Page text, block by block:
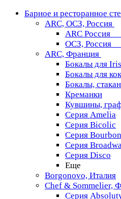
Барное и ресторанное
ARC, ОСЗ, Россия
ARC Россия
ОСЗ, Россия
ARC, Франция
Бокалы для
Бокалы для
Бокалы,
Креманки
Кувшины,
Серия Amelia
Серия Bicolic
Серия
Серия
Серия Disco
Еще
Borgonovo, Италия
Chef & Sommelier,
Серия